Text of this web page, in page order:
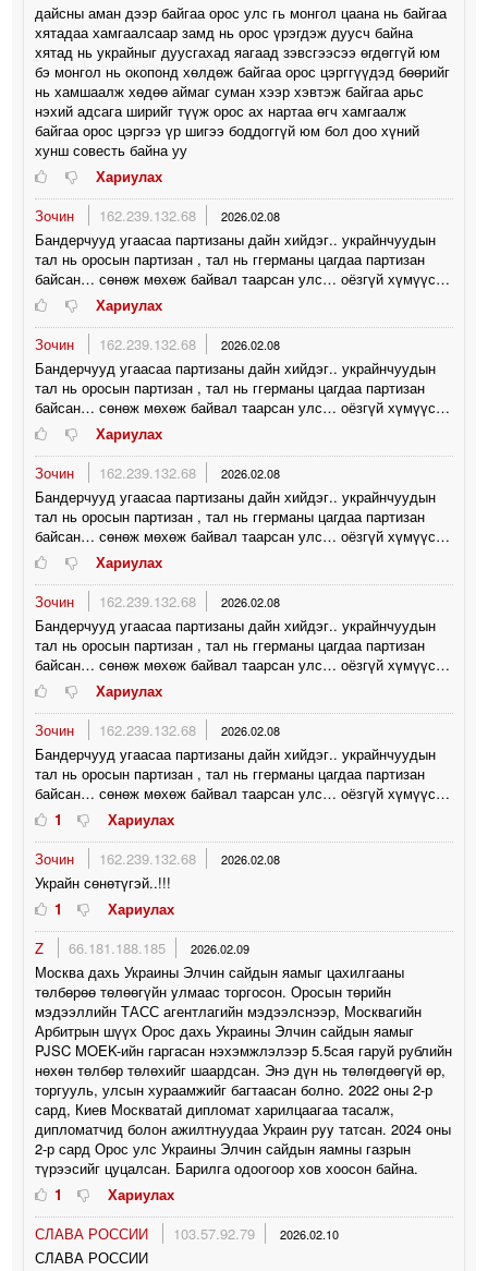
дайсны аман дээр байгаа орос улс гь монгол цаана нь байгаа
хятадаа хамгаалсаар замд нь орос үрэгдэж дуусч байна
хятад нь украйныг дуусгахад яагаад зэвсгээсээ өгдөггүй юм
бэ монгол нь окопонд хөлдөж байгаа орос цэрггүүдэд бөөрийг
нь хамшаалж хөдөө аймаг суман хээр хэвтэж байгаа арьс
нэхий адсага ширийг түүж орос ах нартаа өгч хамгаалж
байгаа орос цэргээ үр шигээ боддоггүй юм бол доо хүний
хунш совесть байна уу
Хариулах
Зочин
162.239.132.68 2026.02.08
Бандерчууд угаасаа партизаны дайн хийдэг.. украйнчуудын
тал нь оросын партизан , тал нь ггерманы цагдаа партизан
байсан… сөнөж мөхөж байвал таарсан улс… оёзгүй хүмүүс…
Хариулах
Зочин
162.239.132.68 2026.02.08
Бандерчууд угаасаа партизаны дайн хийдэг.. украйнчуудын
тал нь оросын партизан , тал нь ггерманы цагдаа партизан
байсан… сөнөж мөхөж байвал таарсан улс… оёзгүй хүмүүс…
Хариулах
Зочин
162.239.132.68 2026.02.08
Бандерчууд угаасаа партизаны дайн хийдэг.. украйнчуудын
тал нь оросын партизан , тал нь ггерманы цагдаа партизан
байсан… сөнөж мөхөж байвал таарсан улс… оёзгүй хүмүүс…
Хариулах
Зочин
162.239.132.68 2026.02.08
Бандерчууд угаасаа партизаны дайн хийдэг.. украйнчуудын
тал нь оросын партизан , тал нь ггерманы цагдаа партизан
байсан… сөнөж мөхөж байвал таарсан улс… оёзгүй хүмүүс…
Хариулах
Зочин
162.239.132.68 2026.02.08
Бандерчууд угаасаа партизаны дайн хийдэг.. украйнчуудын
тал нь оросын партизан , тал нь ггерманы цагдаа партизан
байсан… сөнөж мөхөж байвал таарсан улс… оёзгүй хүмүүс…
1
Хариулах
Зочин
162.239.132.68 2026.02.08
Украйн сөнөтүгэй..!!!
1
Хариулах
Z
66.181.188.185 2026.02.09
Москва дахь Украины Элчин сайдын яамыг цахилгааны
төлбөрөө төлөөгүйн yлмaac торгоcoн. Оросын төрийн
мэдээллийн ТАСС агентлагийн мэдээлснээр, Москвагийн
Арбитрын шүүх Орос дахь Украины Элчин сайдын яамыг
PJSC MOEK-ийн гаргасан нэхэмжлэлээр 5.5сая гаруй рублийн
нөхөн төлбөр төлөхийг шаардсан. Энэ дүн нь төлөгдөөгүй өр,
торгууль, улсын хураамжийг багтаасан болно. 2022 оны 2-р
сард, Киев Москватай дипломат харилцаагаа тасалж,
дипломатчид болон ажилтнуудаа Укpaин pyy тaтcaн. 2024 оны
2-р сард Орос улс Украины Элчин сайдын яамны газрын
түрээсийг цуцалсан. Барилга одоогоор xoв хоосон байна.
1
Хариулах
СЛАВА РОССИИ
103.57.92.79 2026.02.10
СЛАВА РОССИИ